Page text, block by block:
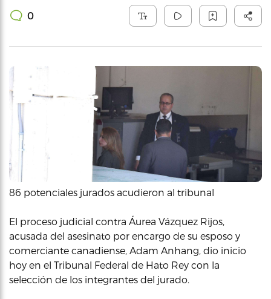
0
86 potenciales jurados acudieron al tribunal
El proceso judicial contra Áurea Vázquez Rijos,
acusada del asesinato por encargo de su esposo y
comerciante canadiense, Adam Anhang, dio inicio
hoy en el Tribunal Federal de Hato Rey con la
selección de los integrantes del jurado.